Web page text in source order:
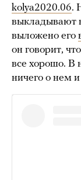
kolya2020.06.
выкладывают
выложено его
он говорит,
все хорошо. В
ничего о нем